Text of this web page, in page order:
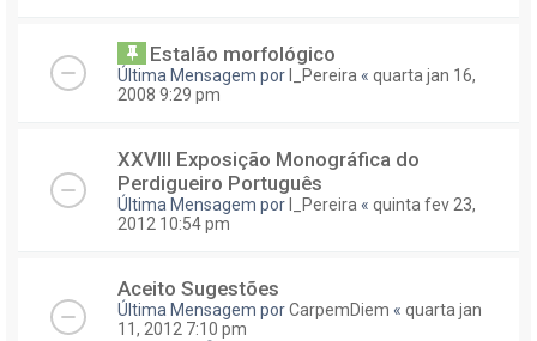
Estalão morfológico
Última Mensagem por I_Pereira « quarta jan 16,
2008 9:29 pm
XXVIII Exposição Monográfica do
Perdigueiro Português
Última Mensagem por I_Pereira « quinta fev 23,
2012 10:54 pm
Aceito Sugestões
Última Mensagem porCarpemDiem « quarta jan
11, 2012 7:10 pm